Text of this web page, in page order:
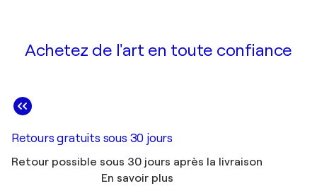
Achetez de l'art en toute confiance
Retours gratuits sous 30 jours
Retour possible sous 30 jours après la livraison
En savoir plus